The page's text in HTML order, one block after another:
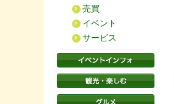
売買
イベント
サービス